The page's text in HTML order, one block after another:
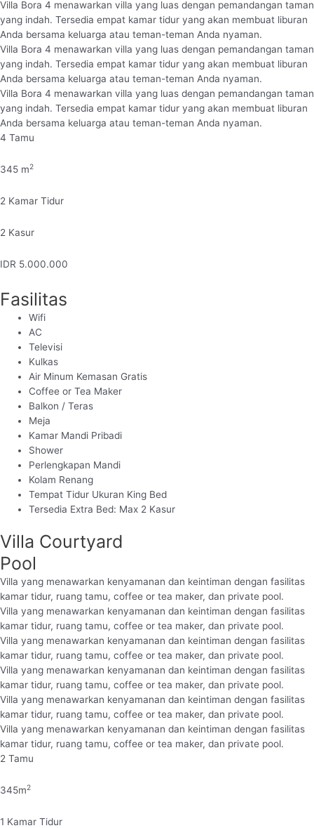
Villa Bora 4 menawarkan villa yang luas dengan pemandangan taman
yang indah. Tersedia empat kamar tidur yang akan membuat liburan
Anda bersama keluarga atau teman-teman Anda nyaman.
Villa Bora 4 menawarkan villa yang luas dengan pemandangan taman
yang indah. Tersedia empat kamar tidur yang akan membuat liburan
Anda bersama keluarga atau teman-teman Anda nyaman.
Villa Bora 4 menawarkan villa yang luas dengan pemandangan taman
yang indah. Tersedia empat kamar tidur yang akan membuat liburan
Anda bersama keluarga atau teman-teman Anda nyaman.
4 Tamu
345 m2
2 Kamar Tidur
2 Kasur
IDR 5.000.000
Fasilitas
Wifi
AC
Televisi
Kulkas
Air Minum Kemasan Gratis
Coffee or Tea Maker
Balkon / Teras
Meja
Kamar Mandi Pribadi
Shower
Perlengkapan Mandi
Kolam Renang
Tempat Tidur Ukuran King Bed
Tersedia Extra Bed: Max 2 Kasur
Villa Courtyard
Pool
Villa yang menawarkan kenyamanan dan keintiman dengan fasilitas
kamar tidur, ruang tamu, coffee or tea maker, dan private pool.
Villa yang menawarkan kenyamanan dan keintiman dengan fasilitas
kamar tidur, ruang tamu, coffee or tea maker, dan private pool.
Villa yang menawarkan kenyamanan dan keintiman dengan fasilitas
kamar tidur, ruang tamu, coffee or tea maker, dan private pool.
Villa yang menawarkan kenyamanan dan keintiman dengan fasilitas
kamar tidur, ruang tamu, coffee or tea maker, dan private pool.
Villa yang menawarkan kenyamanan dan keintiman dengan fasilitas
kamar tidur, ruang tamu, coffee or tea maker, dan private pool.
Villa yang menawarkan kenyamanan dan keintiman dengan fasilitas
kamar tidur, ruang tamu, coffee or tea maker, dan private pool.
2 Tamu
345m2
1 Kamar Tidur